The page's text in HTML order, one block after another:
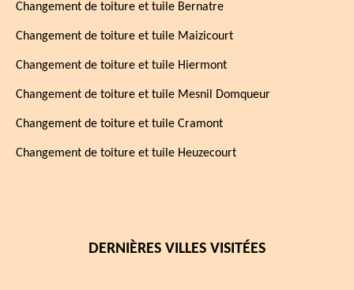
Changement de toiture et tuile Bernatre
Changement de toiture et tuile Maizicourt
Changement de toiture et tuile Hiermont
Changement de toiture et tuile Mesnil Domqueur
Changement de toiture et tuile Cramont
Changement de toiture et tuile Heuzecourt
DERNIÈRES VILLES VISITÉES